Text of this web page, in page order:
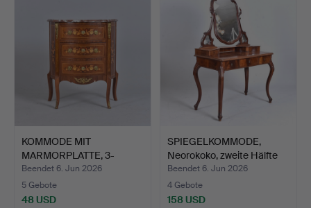
KOMMODE MIT
MARMORPLATTE, 3-
schübig, Rokok…
Beendet 6. Jun 2026
5 Gebote
48 USD
SPIEGELKOMMODE,
Neorokoko, zweite Hälfte
d…
Beendet 6. Jun 2026
4 Gebote
158 USD